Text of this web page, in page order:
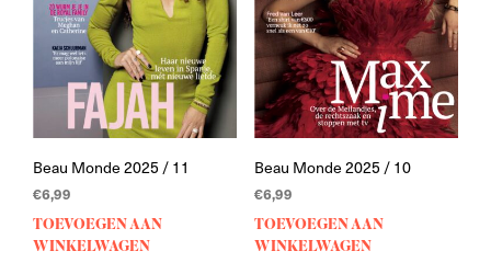
Beau Monde 2025 / 11
€6,99
TOEVOEGEN AAN
WINKELWAGEN
Beau Monde 2025 / 10
€6,99
TOEVOEGEN AAN
WINKELWAGEN